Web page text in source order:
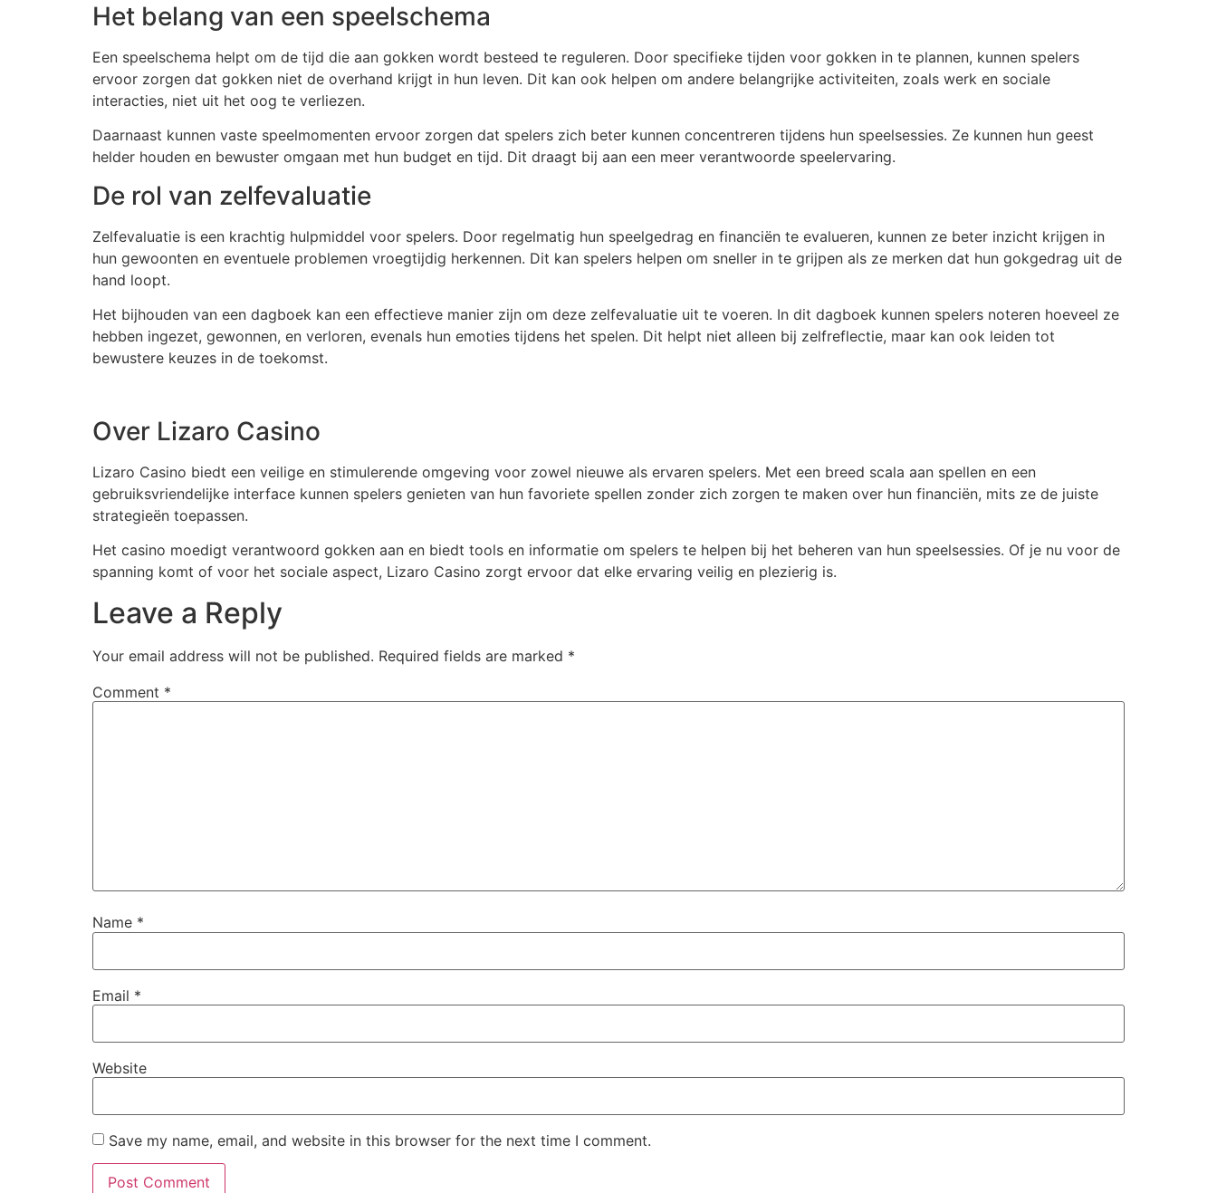
Het belang van een speelschema
Een speelschema helpt om de tijd die aan gokken wordt besteed te reguleren. Door specifieke tijden voor gokken in te plannen, kunnen spelers
ervoor zorgen dat gokken niet de overhand krijgt in hun leven. Dit kan ook helpen om andere belangrijke activiteiten, zoals werk en sociale
interacties, niet uit het oog te verliezen.
Daarnaast kunnen vaste speelmomenten ervoor zorgen dat spelers zich beter kunnen concentreren tijdens hun speelsessies. Ze kunnen hun geest
helder houden en bewuster omgaan met hun budget en tijd. Dit draagt bij aan een meer verantwoorde speelervaring.
De rol van zelfevaluatie
Zelfevaluatie is een krachtig hulpmiddel voor spelers. Door regelmatig hun speelgedrag en financiën te evalueren, kunnen ze beter inzicht krijgen in
hun gewoonten en eventuele problemen vroegtijdig herkennen. Dit kan spelers helpen om sneller in te grijpen als ze merken dat hun gokgedrag uit de
hand loopt.
Het bijhouden van een dagboek kan een effectieve manier zijn om deze zelfevaluatie uit te voeren. In dit dagboek kunnen spelers noteren hoeveel ze
hebben ingezet, gewonnen, en verloren, evenals hun emoties tijdens het spelen. Dit helpt niet alleen bij zelfreflectie, maar kan ook leiden tot
bewustere keuzes in de toekomst.
Over Lizaro Casino
Lizaro Casino biedt een veilige en stimulerende omgeving voor zowel nieuwe als ervaren spelers. Met een breed scala aan spellen en een
gebruiksvriendelijke interface kunnen spelers genieten van hun favoriete spellen zonder zich zorgen te maken over hun financiën, mits ze de juiste
strategieën toepassen.
Het casino moedigt verantwoord gokken aan en biedt tools en informatie om spelers te helpen bij het beheren van hun speelsessies. Of je nu voor de
spanning komt of voor het sociale aspect, Lizaro Casino zorgt ervoor dat elke ervaring veilig en plezierig is.
Leave a Reply
Your email address will not be published. Required fields are marked *
Comment *
Name *
Email *
Website
Save my name, email, and website in this browser for the next time I comment.